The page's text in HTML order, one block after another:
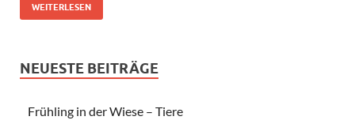
WEITERLESEN
NEUESTE BEITRÄGE
Frühling in der Wiese – Tiere